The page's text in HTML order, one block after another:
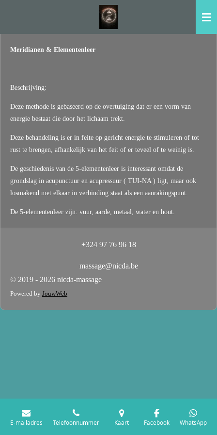
naar
deMeridianen & Elementenleer
Beschrijving:
Deze methode is gebaseerd op de overtuiging dat er een vorm van
energie bestaat die door het lichaam trekt.
Deze behandeling is er in feite op gericht energie te stimuleren of tot
rust te brengen, afhankelijk van het feit of er teveel of te weinig is.
De geschiedenis van de 5-elementenleer is interessant omdat de
grondslag in acupunctuur en acupressuur ( TUI-NA ) ligt, maar ook
losmakend met elkaar in verbinding staat als een aanrakingspunt.
De 5-elementenleer zijn: vuur, aarde, metaal, water en hout.
+324 97 76 96 18
massage@nicda.be
© 2019 - 2026 nicda-massage
Powered by JouwWeb
E-mailadres Telefoonnummer Kaart Facebook WhatsApp